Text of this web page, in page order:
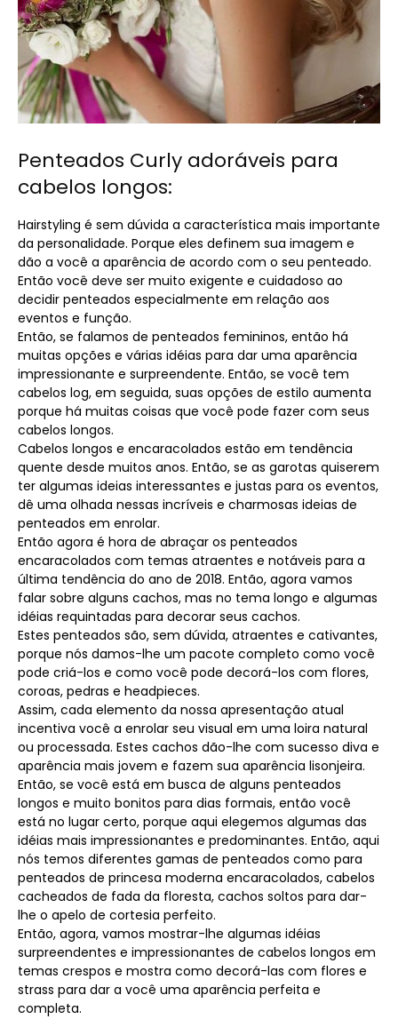
Penteados Curly adoráveis ​​para
cabelos longos:
Hairstyling é sem dúvida a característica mais importante
da personalidade. Porque eles definem sua imagem e
dão a você a aparência de acordo com o seu penteado.
Então você deve ser muito exigente e cuidadoso ao
decidir penteados especialmente em relação aos
eventos e função.
Então, se falamos de penteados femininos, então há
muitas opções e várias idéias para dar uma aparência
impressionante e surpreendente. Então, se você tem
cabelos log, em seguida, suas opções de estilo aumenta
porque há muitas coisas que você pode fazer com seus
cabelos longos.
Cabelos longos e encaracolados estão em tendência
quente desde muitos anos. Então, se as garotas quiserem
ter algumas ideias interessantes e justas para os eventos,
dê uma olhada nessas incríveis e charmosas ideias de
penteados em enrolar.
Então agora é hora de abraçar os penteados
encaracolados com temas atraentes e notáveis ​​para a
última tendência do ano de 2018. Então, agora vamos
falar sobre alguns cachos, mas no tema longo e algumas
idéias requintadas para decorar seus cachos.
Estes penteados são, sem dúvida, atraentes e cativantes,
porque nós damos-lhe um pacote completo como você
pode criá-los e como você pode decorá-los com flores,
coroas, pedras e headpieces.
Assim, cada elemento da nossa apresentação atual
incentiva você a enrolar seu visual em uma loira natural
ou processada. Estes cachos dão-lhe com sucesso diva e
aparência mais jovem e fazem sua aparência lisonjeira.
Então, se você está em busca de alguns penteados
longos e muito bonitos para dias formais, então você
está no lugar certo, porque aqui elegemos algumas das
idéias mais impressionantes e predominantes. Então, aqui
nós temos diferentes gamas de penteados como para
penteados de princesa moderna encaracolados, cabelos
cacheados de fada da floresta, cachos soltos para dar-
lhe o apelo de cortesia perfeito.
Então, agora, vamos mostrar-lhe algumas idéias
surpreendentes e impressionantes de cabelos longos em
temas crespos e mostra como decorá-las com flores e
strass para dar a você uma aparência perfeita e
completa.